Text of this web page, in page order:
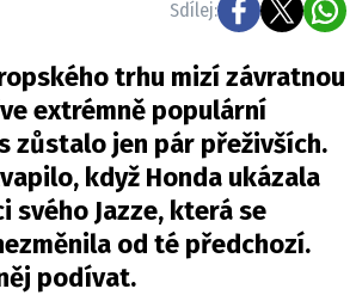
OSTATNÍ
TISKOVKY
ROZHOVORY
DAKAR
Z DOMOVA
ZE SVĚTA
Sdílej:
trhu mizí závratnou
extrémně populární
zůstalo jen pár přeživších.
když Honda ukázala
svého Jazze, která se
od té předchozí.
podívat.